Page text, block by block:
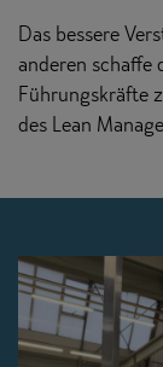
Das bessere
anderen schaffe
Führungskräfte
des Lean